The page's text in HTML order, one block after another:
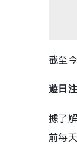
截至
遊日
據了
前每